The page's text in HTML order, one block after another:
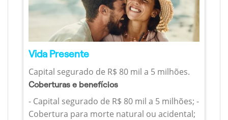
Vida Presente
Capital segurado de R$ 80 mil a 5 milhões.
Coberturas e benefícios
- Capital segurado de R$ 80 mil a 5 milhões; -
Cobertura para morte natural ou acidental;